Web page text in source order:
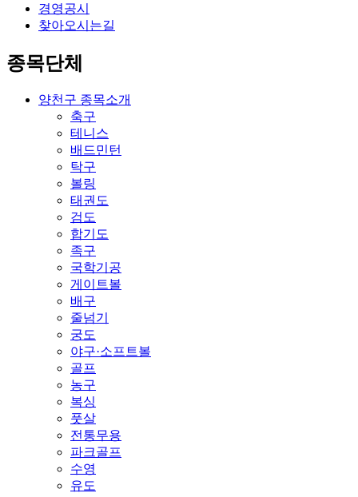
경영공시
찾아오시는길
종목단체
양천구 종목소개
축구
테니스
배드민턴
탁구
볼링
태권도
검도
합기도
족구
국학기공
게이트볼
배구
줄넘기
궁도
야구·소프트볼
골프
농구
복싱
풋살
전통무용
파크골프
수영
유도